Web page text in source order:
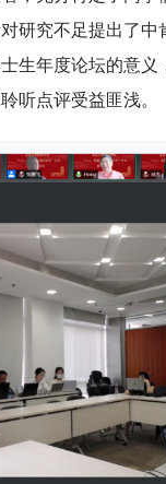
研究不足提出了中
生年度论坛的意义
听点评受益匪浅。